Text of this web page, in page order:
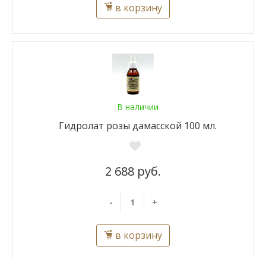
в корзину
В наличии
Гидролат розы дамасской 100 мл.
2 688 руб.
- +
в корзину